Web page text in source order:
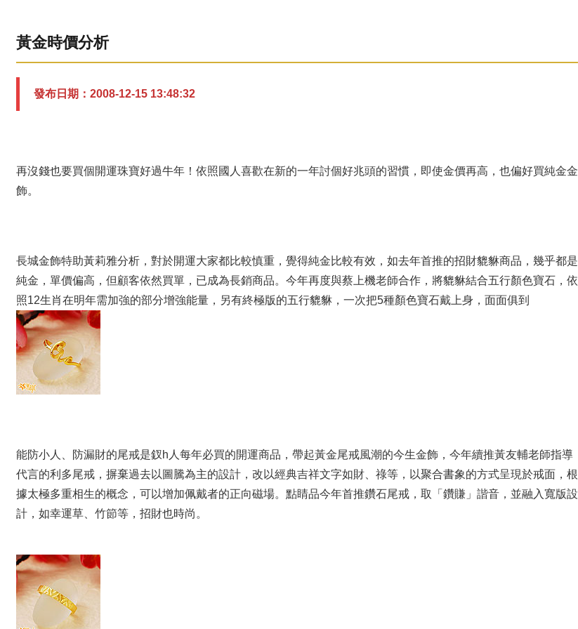
黃金時價分析
發布日期：2008-12-15 13:48:32
再沒錢也要買個開運珠寶好過牛年！依照國人喜歡在新的一年討個好兆頭的習慣，即使金價再高，也偏好買純金金
飾。
長城金飾特助黃莉雅分析，對於開運大家都比較慎重，覺得純金比較有效，如去年首推的招財貔貅商品，幾乎都是
純金，單價偏高，但顧客依然買單，已成為長銷商品。今年再度與蔡上機老師合作，將貔貅結合五行顏色寶石，依
照12生肖在明年需加強的部分增強能量，另有終極版的五行貔貅，一次把5種顏色寶石戴上身，面面俱到
能防小人、防漏財的尾戒是釵h人每年必買的開運商品，帶起黃金尾戒風潮的今生金飾，今年續推黃友輔老師指導
代言的利多尾戒，摒棄過去以圖騰為主的設計，改以經典吉祥文字如財、祿等，以聚合書象的方式呈現於戒面，根
據太極多重相生的概念，可以增加佩戴者的正向磁場。點睛品今年首推鑽石尾戒，取「鑽賺」諧音，並融入寬版設
計，如幸運草、竹節等，招財也時尚。